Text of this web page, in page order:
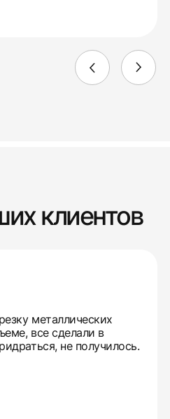
клиентов
металлических
все сделали в
не получилось.